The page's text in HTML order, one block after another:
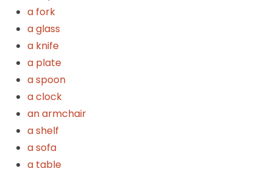
a fork
a glass
a knife
a plate
a spoon
a clock
an armchair
a shelf
a sofa
a table